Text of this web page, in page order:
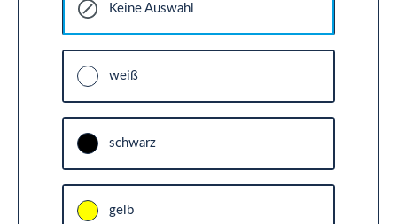
Keine Auswahl
weiß
schwarz
gelb